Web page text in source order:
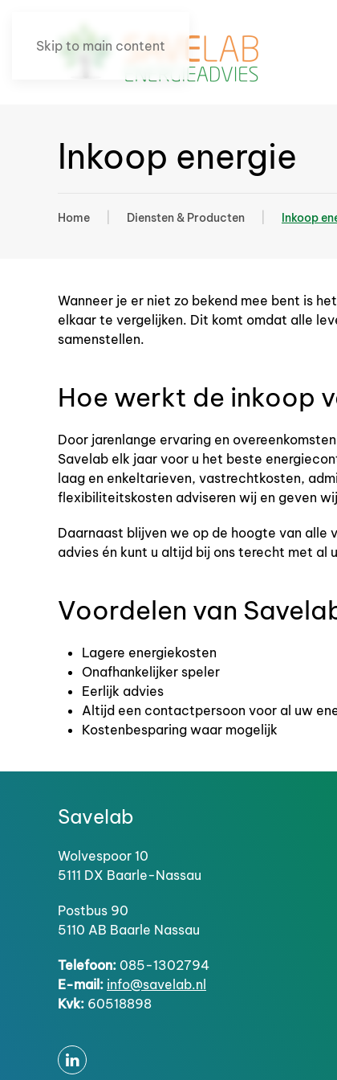
Skip to main content
Inkoop energie
Home Diensten & Producten Inkoop
Wanneer je er niet zo bekend mee bent is
elkaar te vergelijken. Dit komt omdat alle
samenstellen.
Hoe werkt de inkoop
Door jarenlange ervaring en
Savelab elk jaar voor u het beste
laag en enkeltarieven, vastrechtkosten,
flexibiliteitskosten adviseren wij en geven
Daarnaast blijven we op de hoogte van alle
advies én kunt u altijd bij ons terecht met al
Voordelen van
Lagere energiekosten
Onafhankelijker speler
Eerlijk advies
Altijd een contactpersoon voor al uw
Kostenbesparing waar mogelijk
Savelab
Wolvespoor 10
5111 DX Baarle-Nassau
Postbus 90
5110 AB Baarle Nassau
Telefoon: 085-1302794
E-mail: info@savelab.nl
Kvk: 60518898